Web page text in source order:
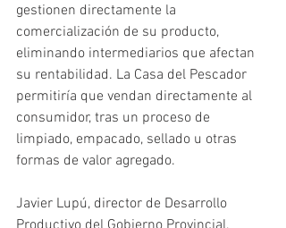
gestionen directamente la
comercialización de su producto,
eliminando intermediarios que afectan
su rentabilidad. La Casa del Pescador
permitiría que vendan directamente al
consumidor, tras un proceso de
limpiado, empacado, sellado u otras
formas de valor agregado.
Javier Lupú, director de Desarrollo